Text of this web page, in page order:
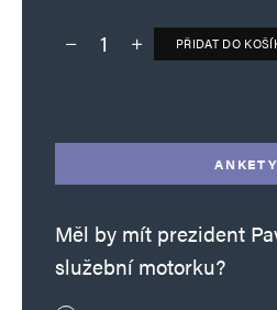
Informujte mě o nových příspěvcích e-
Deník TO – verze bez reklam
PŘIDAT DO
ANKETY
Měl by mít prezident
služební motorku?